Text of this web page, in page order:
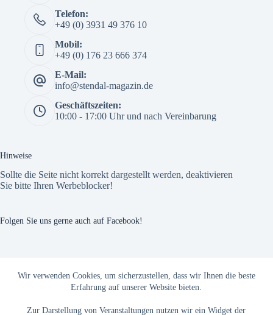
Wir verwenden Cookies, um sicherzustellen, dass wir Ihnen die beste
Erfahrung auf unserer Website bieten.
Zur Darstellung von Veranstaltungen nutzen wir ein Widget der
Telefon:
+49 (0) 3931 49 376 10
Mobil:
+49 (0) 176 23 666 374
E-Mail:
info@stendal-magazin.de
Geschäftszeiten:
10:00 - 17:00 Uhr und nach Vereinbarung
Hinweise
Sollte die Seite nicht korrekt dargestellt werden, deaktivieren
Sie bitte Ihren Werbeblocker!
Folgen Sie uns gerne auch auf Facebook!